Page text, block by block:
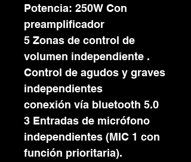
Potencia: 250W Con
preamplificador
5 Zonas de control de
volumen independiente .
Control de agudos y graves
independientes
conexión vía bluetooth 5.0
3 Entradas de micrófono
independientes (MIC 1 con
función prioritaria).